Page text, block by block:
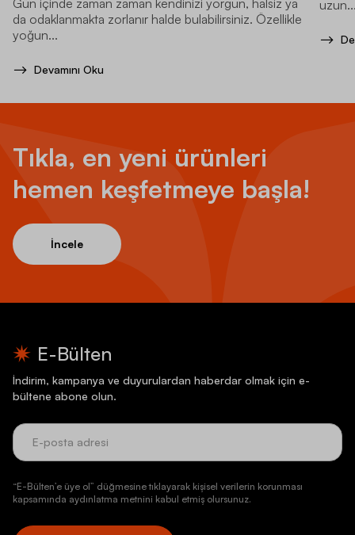
Gün içinde zaman zaman kendinizi yorgun, halsiz ya
da odaklanmakta zorlanır halde bulabilirsiniz. Özellikle
yoğun...
Devamını Oku
Tıkla, en yeni ürünleri
hemen keşfetmeye başla!
İncele
E-Bülten
İndirim, kampanya ve duyurulardan haberdar olmak için e-
bültene abone olun.
“E-Bülten’e üye ol” düğmesine tıklayarak kişisel verilerin korunması
kapsamında aydınlatma metnini kabul etmiş olursunuz.